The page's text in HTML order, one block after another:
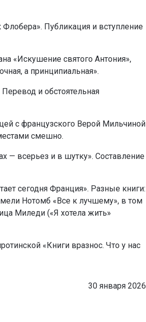
Публикация и вступление
«Искушение святого Антония»,
а принципиальная».
и обстоятельная
с французского Верой Мильчиной
смешно.
— всерьез и в шутку». Составление
сегодня Франция». Разные книги:
Нотомб «Все к лучшему», в том
Миледи («Я хотела жить»
«Книги вразнос. Что у нас
30 января 2026